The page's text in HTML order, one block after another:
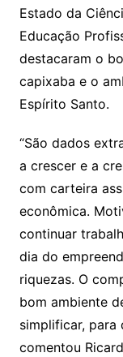
Estado da
Educação
destacaram o
capixaba e o
Espírito Santo.
“São dados
a crescer e a
com carteira
econômica.
continuar
dia do
riquezas. O
bom ambiente
simplificar, para
comentou